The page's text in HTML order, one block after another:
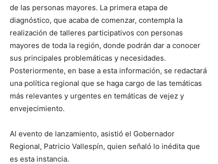
de las personas mayores. La primera etapa de
diagnóstico, que acaba de comenzar, contempla la
realización de talleres participativos con personas
mayores de toda la región, donde podrán dar a conocer
sus principales problemáticas y necesidades.
Posteriormente, en base a esta información, se redactará
una política regional que se haga cargo de las temáticas
más relevantes y urgentes en temáticas de vejez y
envejecimiento.
Al evento de lanzamiento, asistió el Gobernador
Regional, Patricio Vallespín, quien señaló lo inédita que
es esta instancia.